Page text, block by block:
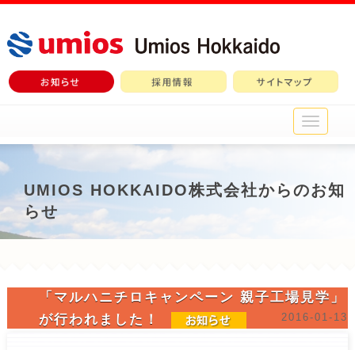
メ
イ
ニ
ュ
UMIOS HOKKAIDO株式会社からのお知
らせ
「マルハニチロキャンペーン 親子工場見学」
が行われました！
2016-01-13